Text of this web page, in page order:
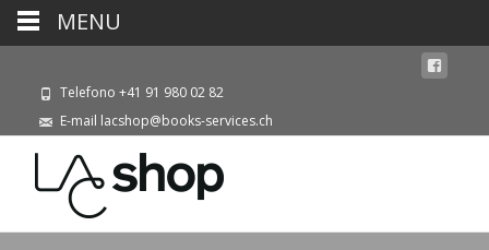
Telefono +41 91 980 02 82
E-mail lacshop@books-services.ch
MENU